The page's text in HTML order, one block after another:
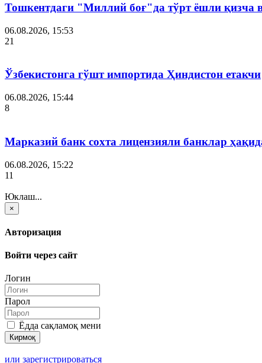
Тошкентдаги "Миллий боғ"да тўрт ёшли қизча
06.08.2026, 15:53
21
Ўзбекистонга гўшт импортида Ҳиндистон етакчи
06.08.2026, 15:44
8
Марказий банк сохта лицензияли банклар
06.08.2026, 15:22
11
Юклаш...
×
Авторизация
Войти через сайт
Логин
Парол
Ёдда сақламоқ мени
или зарегистрироваться